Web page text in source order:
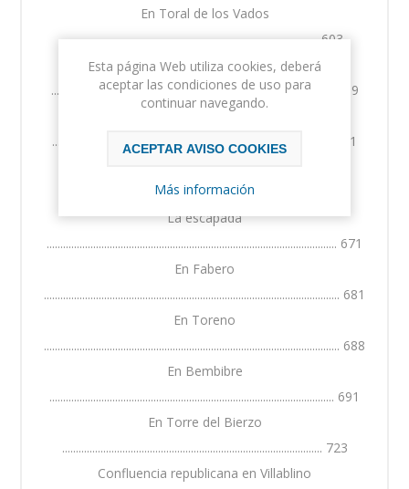
En Toral de los Vados
............................................................................................ 603
En Cacabelos
....................................................................................................... 619
En Ponferrada
...................................................................................................... 631
................................................................................................. 650
La escapada
.......................................................................................................... 671
En Fabero
............................................................................................................ 681
En Toreno
............................................................................................................ 688
En Bembibre
........................................................................................................ 691
En Torre del Bierzo
............................................................................................... 723
Confluencia republicana en Villablino
Esta página Web utiliza cookies, deberá
aceptar las condiciones de uso para
continuar navegando.
ACEPTAR AVISO COOKIES
Más información